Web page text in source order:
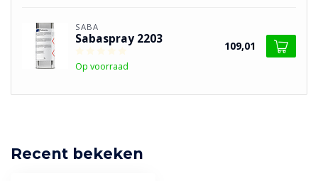
SABA
Sabaspray 2203
Op voorraad
109,01
Recent bekeken